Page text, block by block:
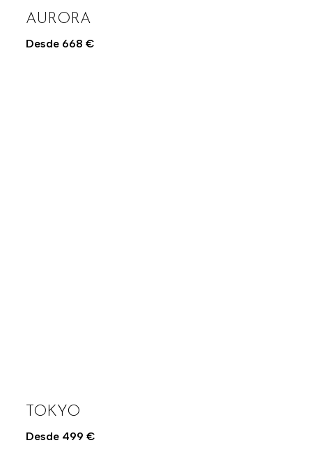
AURORA
Desde 668 €
TOKYO
Desde 499 €